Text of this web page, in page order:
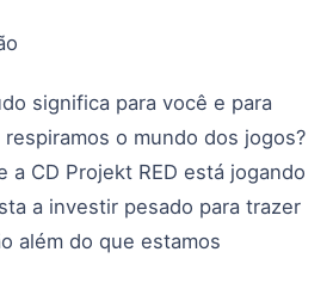
significa para você e para
o mundo dos jogos?
a CD Projekt RED está jogando
a investir pesado para trazer
além do que estamos